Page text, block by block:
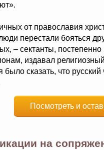
от православия
перестали бояться
– сектанты,
издавал
было сказать, что
Посмотреть и
на